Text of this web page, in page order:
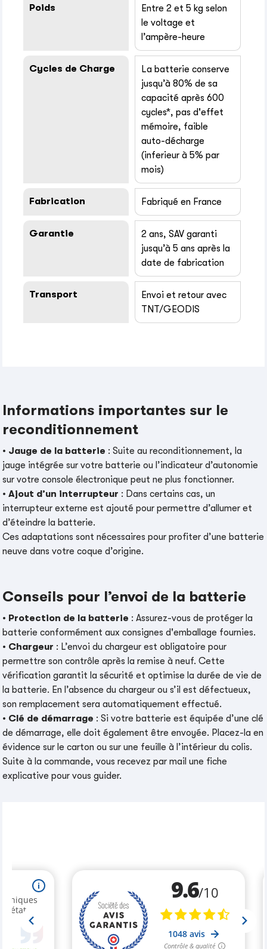
Poids
Entre 2 et 5 kg selon
le voltage et
l’ampère-heure
Cycles de Charge
La batterie conserve
jusqu’à 80% de sa
capacité après 600
cycles*, pas d'effet
mémoire, faible
auto-décharge
(inferieur à 5% par
mois)
Fabrication Fabriqué en France
Garantie
2 ans, SAV garanti
jusqu’à 5 ans après la
date de fabrication
Transport
Envoi et retour avec
TNT/GEODIS
Informations importantes sur le
reconditionnement
• Jauge de la batterie : Suite au reconditionnement, la
jauge intégrée sur votre batterie ou l’indicateur d’autonomie
sur votre console électronique peut ne plus fonctionner.
•Ajout d’un interrupteur : Dans certains cas, un
interrupteur externe est ajouté pour permettre d’allumer et
d’éteindre la batterie.
Ces adaptations sont nécessaires pour profiter d’une batterie
neuve dans votre coque d’origine.
Conseils pour l’envoi de la batterie
• Protection de la batterie : Assurez-vous de protéger la
batterie conformément aux consignes d'emballage fournies.
• Chargeur : L’envoi du chargeur est obligatoire pour
permettre son contrôle après la remise à neuf. Cette
vérification garantit la sécurité et optimise la durée de vie de
la batterie. En l’absence du chargeur ou s’il est défectueux,
son remplacement sera automatiquement effectué.
• Clé de démarrage : Si votre batterie est équipée d’une clé
de démarrage, elle doit également être envoyée. Placez-la en
évidence sur le carton ou sur une feuille à l’intérieur du colis.
Suite à la commande, vous recevez par mail une fiche
explicative pour vous guider.